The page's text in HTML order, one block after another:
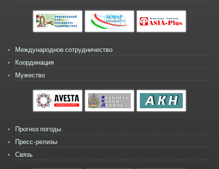
Международное сотрудничество
Координация
Мужество
Прогноз погоды
Пресс-релизы
Связь